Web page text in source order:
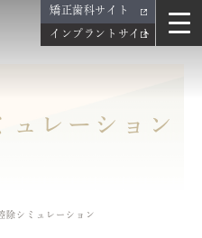
矯正歯科サイト
インプラントサイト
ュレーション
除シミュレーション